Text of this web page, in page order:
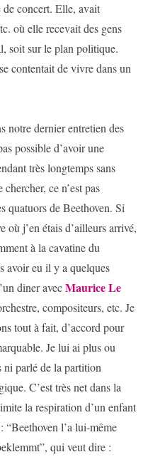
de concert. Elle, avait
où elle recevait des gens
soit sur le plan politique.
contentait de vivre dans un
notre dernier entretien des
possible d’avoir une
très longtemps sans
ce n’est pas
quatuors de Beethoven. Si
où j’en étais d’ailleurs arrivé,
à la cavatine du
avoir eu il y a quelques
diner avecMaurice Le
compositeurs, etc. Je
tout à fait, d’accord pour
Je lui ai plus ou
ni parlé de la partition
C’est très net dans la
la respiration d’un enfant
“Beethoven l’a lui-même
qui veut dire :